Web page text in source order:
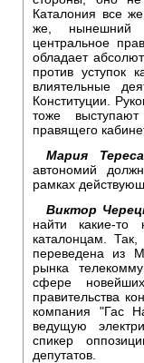
Каталония все
же, нынешний
центральное
обладает
против уступок
влиятельные
Конституции.
тоже
правящего
Мария
автономий
рамках
Виктор
найти какие-то
каталонцам.
переведена из
рынка
сфере
правительства
компания "Гас
ведущую
спикер
депутатов.